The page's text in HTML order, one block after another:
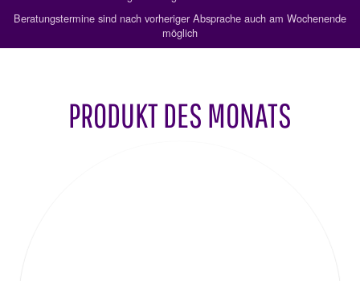
Beratungstermine sind nach vorheriger Absprache auch am Wochenende
möglich
PRODUKT DES MONATS